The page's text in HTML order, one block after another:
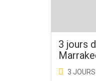
3 jours
3